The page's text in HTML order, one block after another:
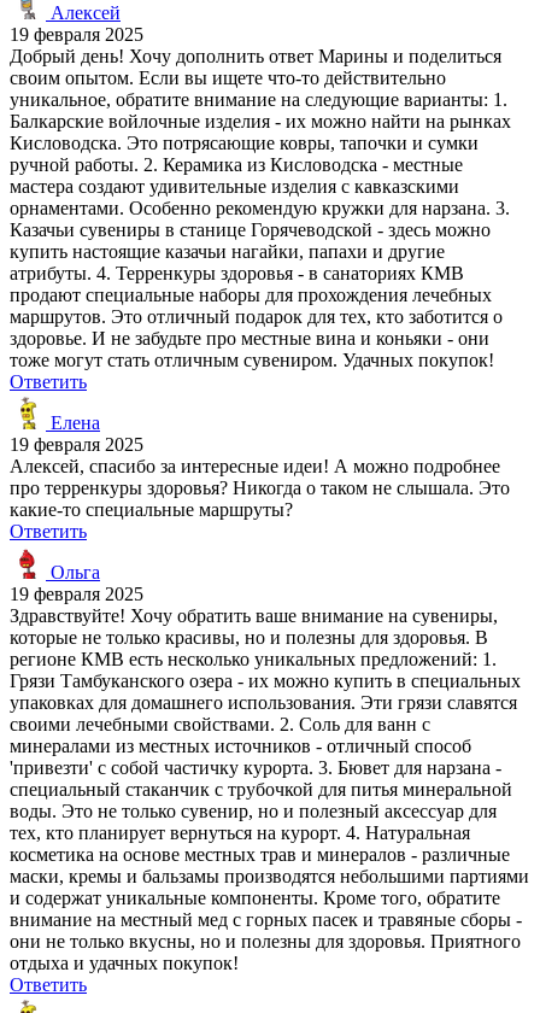
Алексей
19 февраля 2025
Добрый день! Хочу дополнить ответ Марины и поделиться
своим опытом. Если вы ищете что-то действительно
уникальное, обратите внимание на следующие варианты: 1.
Балкарские войлочные изделия - их можно найти на рынках
Кисловодска. Это потрясающие ковры, тапочки и сумки
ручной работы. 2. Керамика из Кисловодска - местные
мастера создают удивительные изделия с кавказскими
орнаментами. Особенно рекомендую кружки для нарзана. 3.
Казачьи сувениры в станице Горячеводской - здесь можно
купить настоящие казачьи нагайки, папахи и другие
атрибуты. 4. Терренкуры здоровья - в санаториях КМВ
продают специальные наборы для прохождения лечебных
маршрутов. Это отличный подарок для тех, кто заботится о
здоровье. И не забудьте про местные вина и коньяки - они
тоже могут стать отличным сувениром. Удачных покупок!
Ответить
Елена
19 февраля 2025
Алексей, спасибо за интересные идеи! А можно подробнее
про терренкуры здоровья? Никогда о таком не слышала. Это
какие-то специальные маршруты?
Ответить
Ольга
19 февраля 2025
Здравствуйте! Хочу обратить ваше внимание на сувениры,
которые не только красивы, но и полезны для здоровья. В
регионе КМВ есть несколько уникальных предложений: 1.
Грязи Тамбуканского озера - их можно купить в специальных
упаковках для домашнего использования. Эти грязи славятся
своими лечебными свойствами. 2. Соль для ванн с
минералами из местных источников - отличный способ
'привезти' с собой частичку курорта. 3. Бювет для нарзана -
специальный стаканчик с трубочкой для питья минеральной
воды. Это не только сувенир, но и полезный аксессуар для
тех, кто планирует вернуться на курорт. 4. Натуральная
косметика на основе местных трав и минералов - различные
маски, кремы и бальзамы производятся небольшими партиями
и содержат уникальные компоненты. Кроме того, обратите
внимание на местный мед с горных пасек и травяные сборы -
они не только вкусны, но и полезны для здоровья. Приятного
отдыха и удачных покупок!
Ответить